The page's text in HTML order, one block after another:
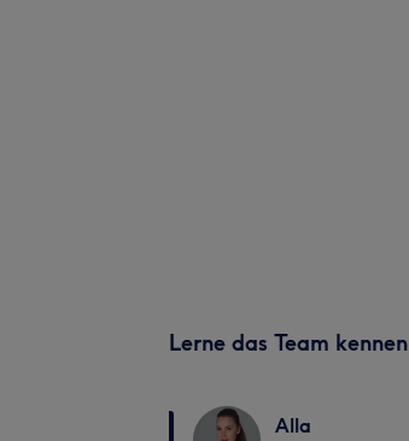
Lerne das Team kennen
Alla